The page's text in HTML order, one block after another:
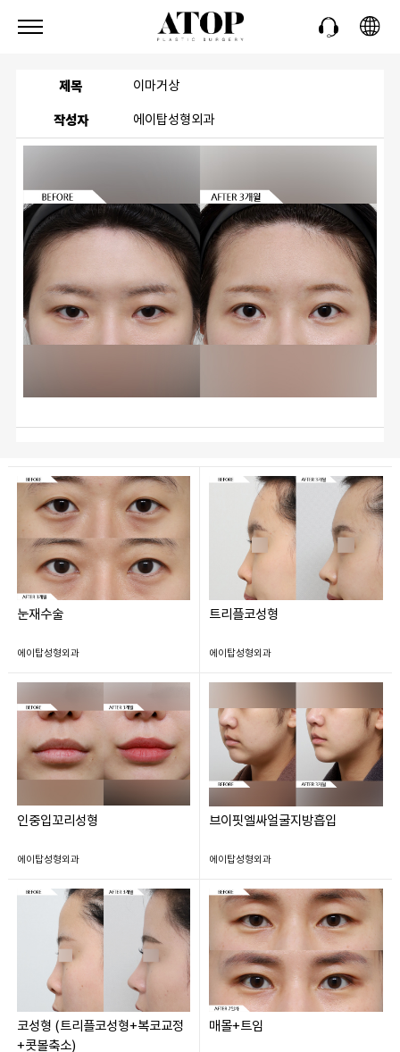
제목 이마거상
작성자 에이탑성형외과
눈재수술
에이탑성형외과
트리플코성형
에이탑성형외과
인중입꼬리성형
에이탑성형외과
브이핏엘싸얼굴지방흡입
에이탑성형외과
코성형 (트리플코성형+복코교정
+콧볼축소)
매몰+트임